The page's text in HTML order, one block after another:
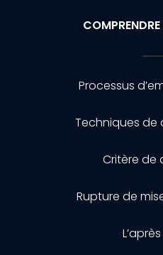
Processus
Techniques de
Critère de
Rupture de